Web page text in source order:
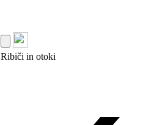
Ribiči in otoki